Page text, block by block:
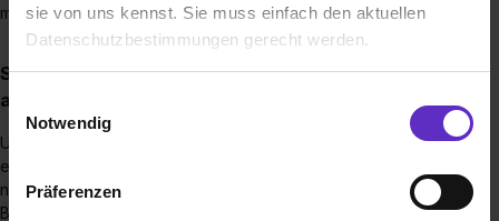
sie von uns kennst. Sie muss einfach den aktuellen
Datenschutzbestimmungen gerecht werden.
Benutzung der Webseite getroffenen Einstellungen zu
Einwilligungsauswahl
Notwendig
Präferenzen
mit dir auf, sobald wir dir ein Ergebnis mitteilen können.
Sind die Stellenausschreibungen auf der Website
aktuell?
Unsere Karriereseite wird regelmäßig gepflegt. Solange dort
ein Stellenangebot zu finden ist, ist der Auswahlprozess
noch nicht abgeschlossen und wir freuen uns auf deine
Bewerbung.